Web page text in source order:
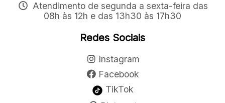
Atendimento de segunda a sexta-feira das
08h às 12h e das 13h30 às 17h30
Redes Sociais
Instagram
Facebook
TikTok